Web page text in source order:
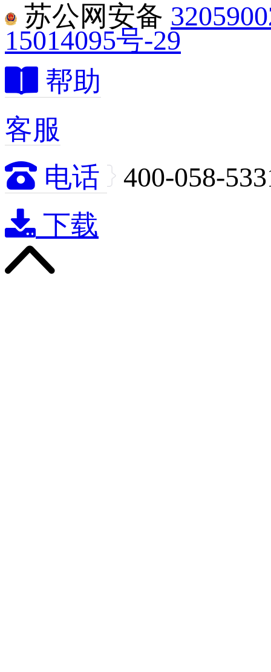
苏公网安备
15014095号-29

帮助
客服
 电话 400-058-
 下载
